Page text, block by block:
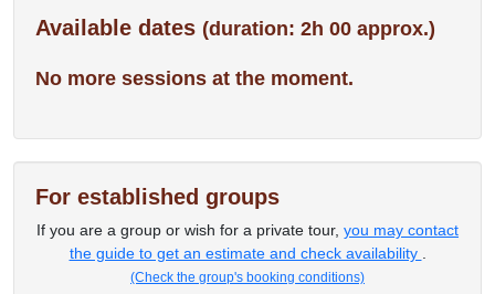
Available dates (duration: 2h 00 approx.)
No more sessions at the moment.
For established groups
If you are a group or wish for a private tour, you may contact
the guide to get an estimate and check availability
(Check the group's booking conditions)